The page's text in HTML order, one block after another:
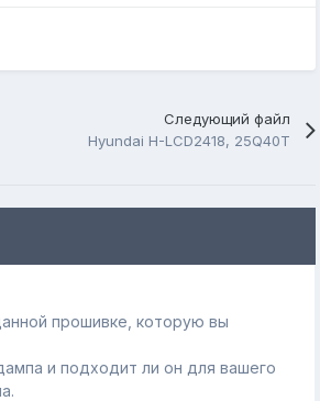
Следующий файл
Hyundai H-LCD2418, 25Q40T
прошивке, которую вы
и подходит ли он для вашего